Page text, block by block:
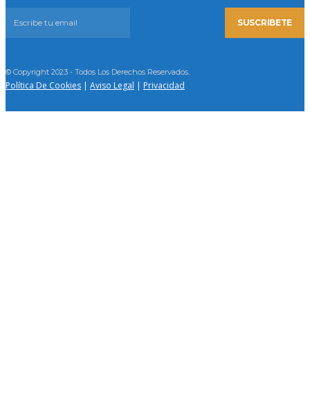
SUSCRIBETE
© Copyright 2023 - Todos Los Derechos Reservados.
Política De Cookies | Aviso Legal | Privacidad